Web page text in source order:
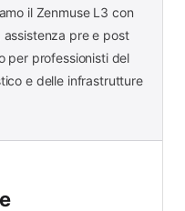
il Zenmuse L3 con
pre e post
per professionisti del
e delle infrastrutture